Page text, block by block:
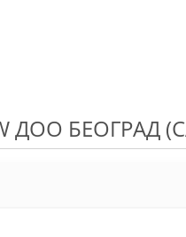
ДОО БЕОГРАД